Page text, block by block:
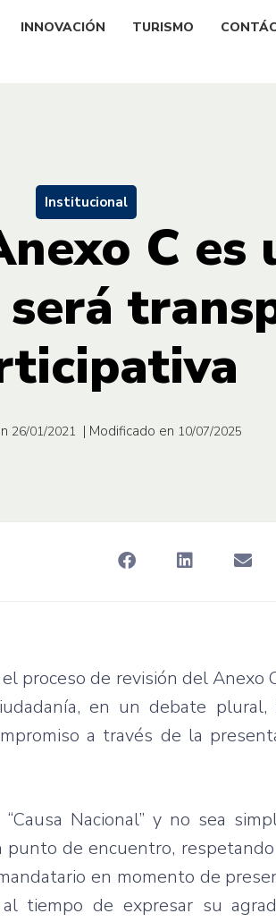
INNOVACIÓN TURISMO
Institucional
C es
26/01/2021 | Modificado en 10/07/2025
proceso de revisión del Anexo
en un debate plural,
a través de la
Nacional” y no sea
de encuentro,
en momento de
tiempo de expresar su